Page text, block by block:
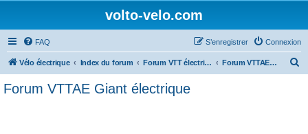
volto-velo.com
FAQ Connexion
S’enregistrer
Vélo électrique Index du forum Forum VTT électrique par marques (Giant, Lapierre, Specialized...) Forum VTTAE Giant électrique
Forum VTTAE Giant électrique